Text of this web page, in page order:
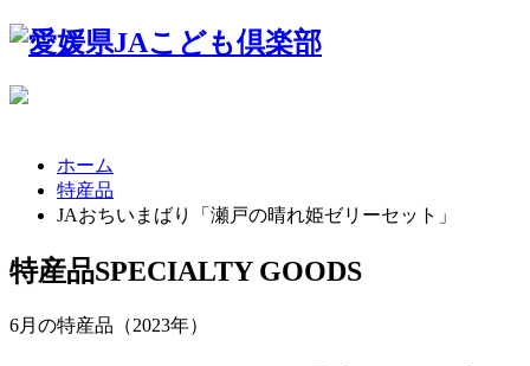
ホーム
特産品
JAおちいまばり「瀬戸の晴れ姫ゼリーセット」
特産品SPECIALTY GOODS
6月の特産品（2023年）